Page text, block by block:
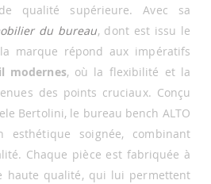
qualité supérieure. Avec sa
du bureau, dont est issu le
marque répond aux impératifs
modernes, où la flexibilité et la
des points cruciaux. Conçu
Bertolini, le bureau bench ALTO
soignée, combinant
Chaque pièce est fabriquée à
haute qualité, qui lui permettent